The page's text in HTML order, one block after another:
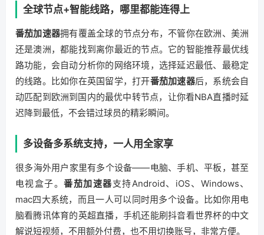
全球节点+智能线路，哪里都能连得上
番茄加速器拥有覆盖全球的节点分布，不管你在欧洲、美洲
还是澳洲，都能找到离你最近的节点。它的智能推荐最优线
路功能，会自动分析你的网络环境，选择延迟最低、最稳定
的线路。比如你在英国留学，打开番茄加速器后，系统会自
动匹配到欧洲到国内的最优中转节点，让你看NBA直播时延
迟降到最低，不会错过球员的精彩瞬间。
多设备多系统支持，一人用全家享
很多海外用户家里有多个设备——电脑、手机、平板，甚至
电视盒子。番茄加速器支持Android、iOS、Windows、
mac四大系统，而且一人可以同时用多个设备。比如你用电
脑看腾讯体育的英超直播，手机还能刷抖音看世界杯的中文
解说短视频，不用额外付费，也不用切换账号，非常方便。